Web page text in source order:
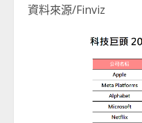
資料來源/Finviz